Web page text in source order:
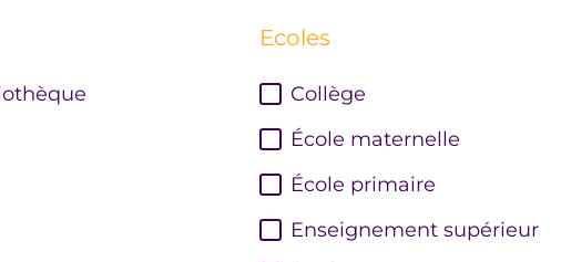
Ecoles
Collège
École maternelle
École primaire
Enseignement supérieur